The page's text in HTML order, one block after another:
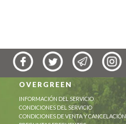
OVERGREEN
INFORMACIÓN DEL SERVICIO
CONDICIONES DEL SERVICIO
CONDICIONES DE VENTA Y CANCELACIÓN